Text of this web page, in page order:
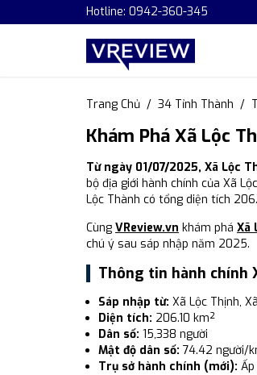
Hotline: 0942-360-345
Trang Chủ 34 Tỉnh Thành
Khám Phá Xã Lộc
Từ ngày 01/07/2025, Xã Lộc
bộ địa giới hành chính của Xã
Lộc Thành có tổng diện tích
Cùng VReview.vn khám phá Xã
chú ý sau sáp nhập năm 2025.
Thông tin hành chính
Sáp nhập từ: Xã Lộc Thịnh,
Diện tích: 206.10 km²
Dân số: 15,338 người
Mật độ dân số: 74.42 người/
Trụ sở hành chính (mới):